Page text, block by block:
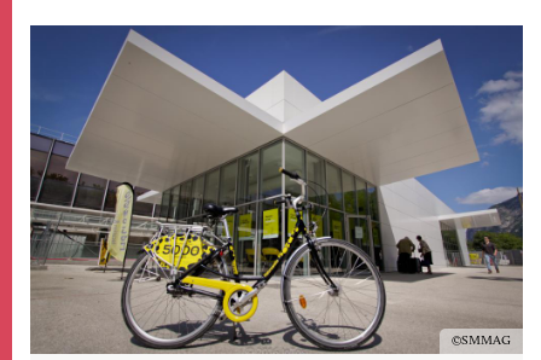
Copyright
SMMAG